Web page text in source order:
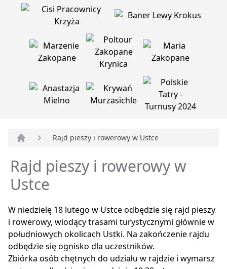
Rajd pieszy i rowerowy w Ustce
Rajd pieszy i rowerowy w
Ustce
W niedzielę 18 lutego w Ustce odbędzie się rajd pieszy
i rowerowy, wiodący trasami turystycznymi głównie w
południowych okolicach Ustki. Na zakończenie rajdu
odbędzie się ognisko dla uczestników.
Zbiórka osób chętnych do udziału w rajdzie i wymarsz